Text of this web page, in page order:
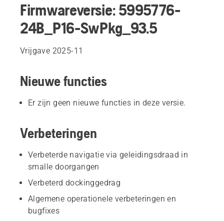
Firmwareversie: 5995776-
24B_P16-SwPkg_93.5
Vrijgave 2025-11
Nieuwe functies
Er zijn geen nieuwe functies in deze versie.
Verbeteringen
Verbeterde navigatie via geleidingsdraad in
smalle doorgangen
Verbeterd dockinggedrag
Algemene operationele verbeteringen en
bugfixes